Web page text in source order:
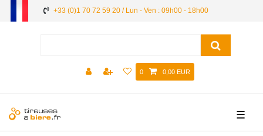
+33 (0)1 70 72 59 20 / Lun - Ven : 09h00 - 18h00
0 0,00 EUR
☰